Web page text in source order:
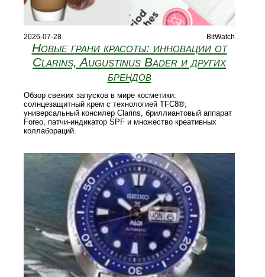
2026-07-28 BitWatch
Новые грани красоты: инновации от
Clarins, Augustinus Bader и других
брендов
Обзор свежих запусков в мире косметики:
солнцезащитный крем с технологией TFC8®,
универсальный консилер Clarins, бриллиантовый аппарат
Foreo, патчи‑индикатор SPF и множество креативных
коллабораций.